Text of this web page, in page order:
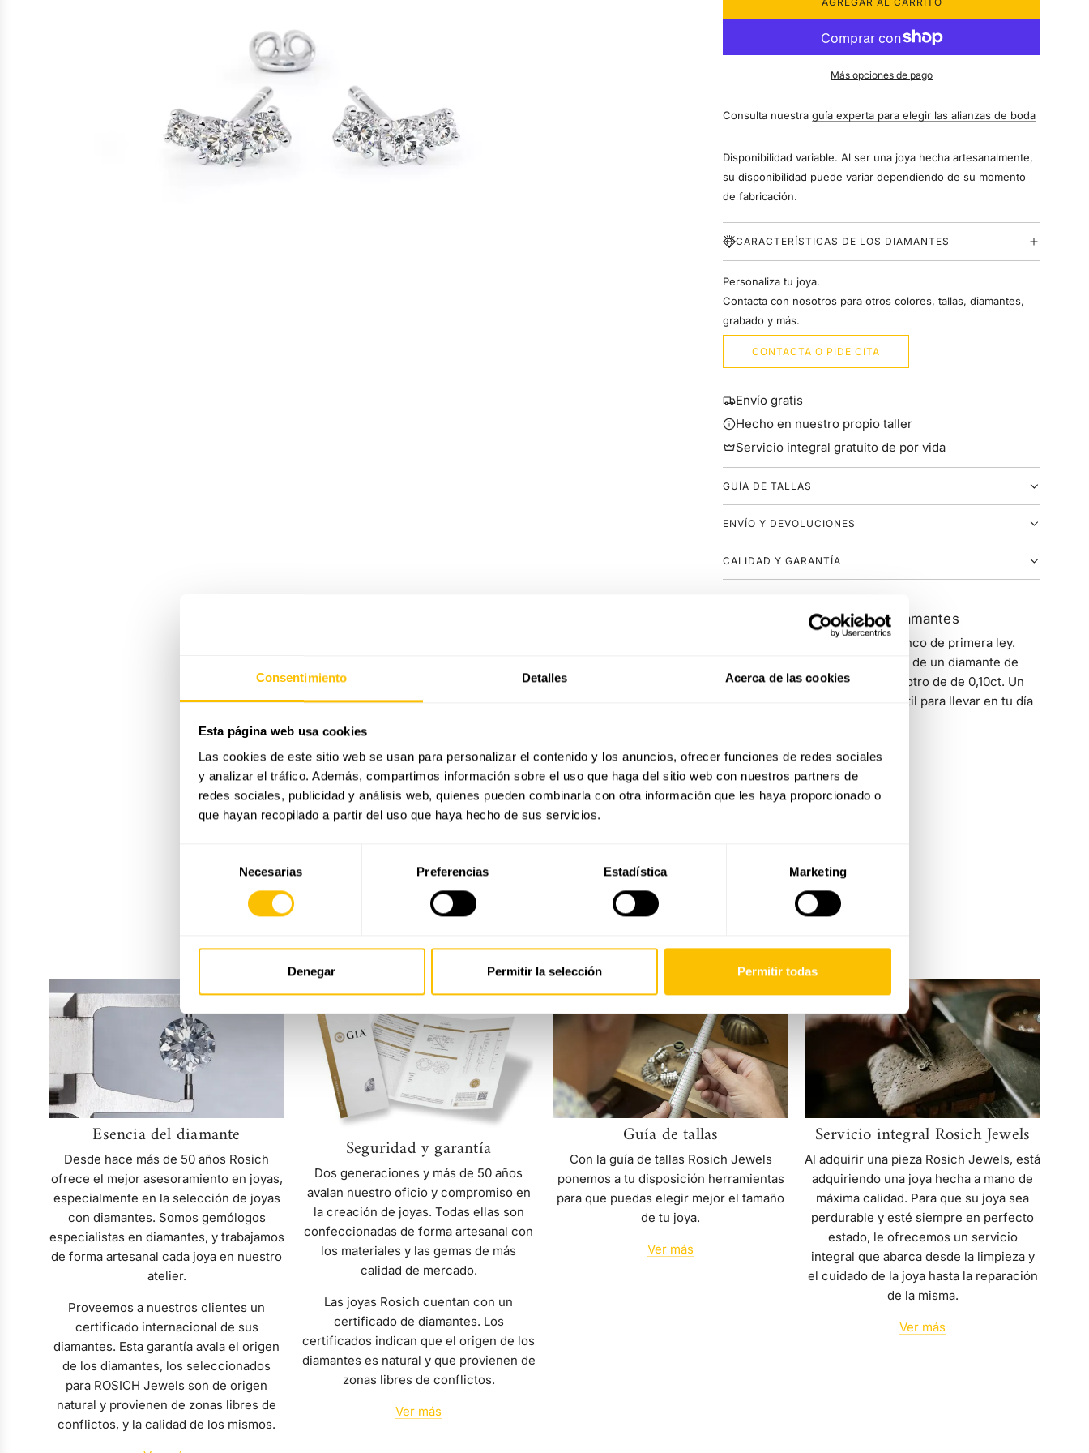
Consentimiento Detalles Acerca de las cookies
Esta página web usa cookies
Las cookies de este sitio web se usan para personalizar el contenido y los anuncios, ofrecer funciones de redes sociales
y analizar el tráfico. Además, compartimos información sobre el uso que haga del sitio web con nuestros partners de
redes sociales, publicidad y análisis web, quienes pueden combinarla con otra información que les haya proporcionado o
que hayan recopilado a partir del uso que haya hecho de sus servicios.
consentimiento
Necesarias Preferencias Estadística Marketing
Denegar Permitir la selección Permitir todas
C
A
R
G
O
.
Más opciones de pago
Consulta nuestraguía experta para elegir las alianzas de boda
Disponibilidad variable. Al ser una joya hecha artesanalmente,
su disponibilidad puede variar dependiendo de su momento
de fabricación.
CARACTERÍSTICAS DE LOS DIAMANTES
Personaliza tu joya.
Contacta con nosotros para otros colores, tallas, diamantes,
grabado y más.
CONTACTA O PIDE CITA
Envío gratis
Hecho en nuestro propio taller
Servicio integral gratuito de por vida
GUÍA DE TALLAS
ENVÍO Y DEVOLUCIONES
CALIDAD Y GARANTÍA
Pendientes pequeños de diamantes
Pendientes Together en oro blanco de primera ley.
Cada pendiente está compuesto de un diamante de
0,04ct, un diamante de 0,07ct y otro de de 0,10ct. Un
pendiente elegante y muy versátil para llevar en tu día
También te puede interesar
Últimas joyas vistas
del
diamante
Esencia del diamante
Desde hace más de 50 años Rosich
ofrece el mejor asesoramiento en joyas,
especialmente en la selección de joyas
con diamantes. Somos gemólogos
especialistas en diamantes, y trabajamos
de forma artesanal cada joya en nuestro
atelier.
Proveemos a nuestros clientes un
certificado internacional de sus
diamantes. Esta garantía avala el origen
de los diamantes, los seleccionados
para ROSICH Jewels son de origen
natural y provienen de zonas libres de
conflictos, y la calidad de los mismos.
garantía
Seguridad y garantía
Dos generaciones y más de 50 años
avalan nuestro oficio y compromiso en
la creación de joyas. Todas ellas son
confeccionadas de forma artesanal con
los materiales y las gemas de más
calidad de mercado.
Las joyas Rosich cuentan con un
certificado de diamantes. Los
certificados indican que el origen de los
diamantes es natural y que provienen de
zonas libres de conflictos.
Ver más
tallas
Guía de tallas
Con la guía de tallas Rosich Jewels
ponemos a tu disposición herramientas
para que puedas elegir mejor el tamaño
de tu joya.
Ver más
Servicio
integral
Rosich
Jewels
Servicio integral Rosich Jewels
Al adquirir una pieza Rosich Jewels, está
adquiriendo una joya hecha a mano de
máxima calidad. Para que su joya sea
perdurable y esté siempre en perfecto
estado, le ofrecemos un servicio
integral que abarca desde la limpieza y
el cuidado de la joya hasta la reparación
de la misma.
Ver más